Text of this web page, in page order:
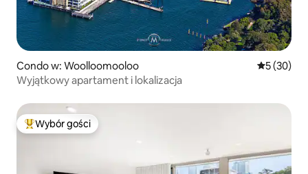
Condo w: Woolloomooloo Średnia
5 (30)
Wyjątkowy apartament i lokalizacja
Najpopularniejsze z kategorii Wybór gości
Wybór gości